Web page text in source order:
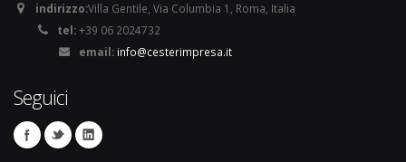
indirizzo:Villa Gentile, Via Columbia 1, Roma, Italia
tel:+39 06 2024732
email: info@cesterimpresa.it
Seguici